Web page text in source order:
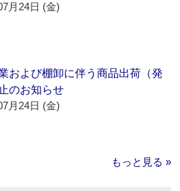
月24日 (金)
および棚卸に伴う商品出荷（発
のお知らせ
月24日 (金)
もっと見る »